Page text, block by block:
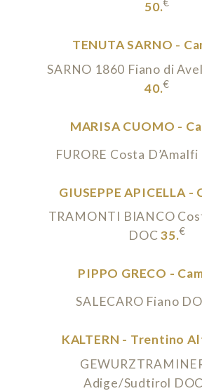
50.€
TENUTA SARNO -
SARNO 1860 Fiano di
40.€
MARISA CUOMO -
FURORE Costa
GIUSEPPE APICELLA -
TRAMONTI BIANCO
DOC35.€
PIPPO GRECO -
SALECARO Fiano
KALTERN - Trentino
Adige/Sudtirol DOC